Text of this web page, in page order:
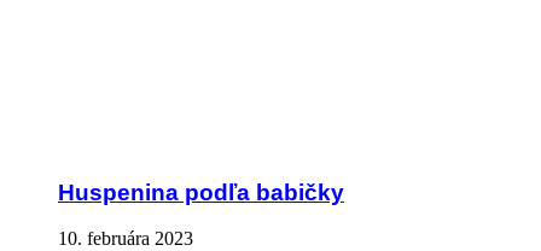
Huspenina podľa babičky
10. februára 2023